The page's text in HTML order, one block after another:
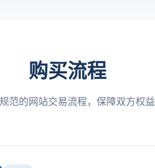
购买流程
范的网站交易流程，保障双方权益